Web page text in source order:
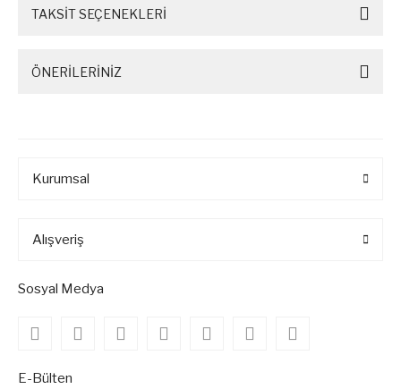
TAKSİT SEÇENEKLERİ
ÖNERİLERİNİZ
Kurumsal
Alışveriş
Sosyal Medya
E-Bülten